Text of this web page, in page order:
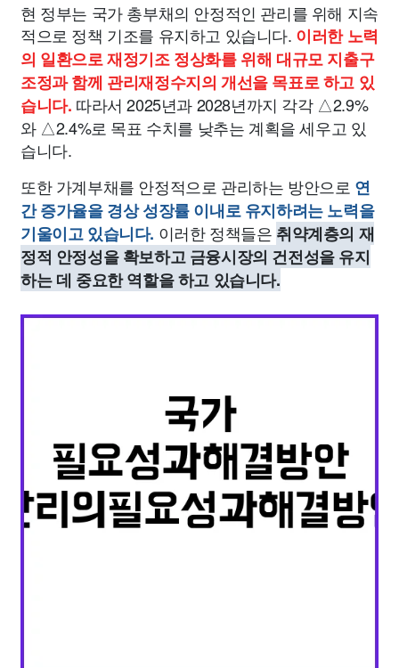
현 정부는 국가 총부채의 안정적인 관리를 위해 지속
적으로 정책 기조를 유지하고 있습니다. 이러한 노력
의 일환으로 재정기조 정상화를 위해 대규모 지출구
조정과 함께 관리재정수지의 개선을 목표로 하고 있
습니다. 따라서 2025년과 2028년까지 각각 △2.9%
와 △2.4%로 목표 수치를 낮추는 계획을 세우고 있
습니다.
또한 가계부채를 안정적으로 관리하는 방안으로 연
간 증가율을 경상 성장률 이내로 유지하려는 노력을
기울이고 있습니다. 이러한 정책들은 취약계층의 재
정적 안정성을 확보하고 금융시장의 건전성을 유지
하는 데 중요한 역할을 하고 있습니다.